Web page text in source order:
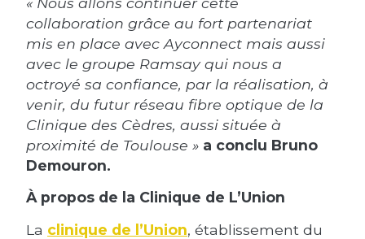
collaboration grâce au fort partenariat
mis en place avec Ayconnect mais aussi
avec le groupe Ramsay qui nous a
octroyé sa confiance, par la réalisation, à
venir, du futur réseau fibre optique de la
Clinique des Cèdres, aussi située à
proximité de Toulouse » a conclu Bruno
Demouron.
À propos de la Clinique de L’Union
La clinique de l’Union, établissement du